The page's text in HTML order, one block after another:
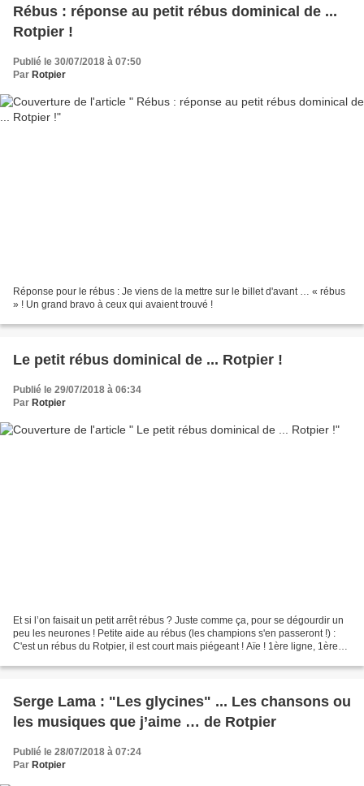
Rébus : réponse au petit rébus dominical de ...
Rotpier !
Publié le 30/07/2018 à 07:50
Par Rotpier
Réponse pour le rébus : Je viens de la mettre sur le billet d'avant … « rébus
» ! Un grand bravo à ceux qui avaient trouvé !
Le petit rébus dominical de ... Rotpier !
Publié le 29/07/2018 à 06:34
Par Rotpier
Et si l’on faisait un petit arrêt rébus ? Juste comme ça, pour se dégourdir un
peu les neurones ! Petite aide au rébus (les champions s'en passeront !) :
C'est un rébus du Rotpier, il est court mais piégeant ! Aïe ! 1ère ligne, 1ère
Serge Lama : "Les glycines" ... Les chansons ou
les musiques que j’aime … de Rotpier
Publié le 28/07/2018 à 07:24
Par Rotpier